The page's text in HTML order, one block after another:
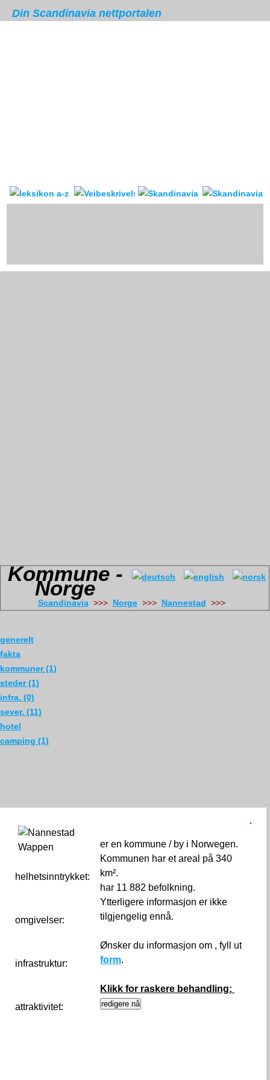
Din Scandinavia nettportalen
Skandinavia leksikonVeibeskrivelse forum &
Kommune -
Norge
Scandinavia>>> Norge>>> Nannestad
generelt
fakta
kommuner (1)
steder (1)
infra. (0)
sever. (11)
hotel
camping (1)
helhetsinntrykket:
omgivelser:
infrastruktur:
attraktivitet:
er en kommune / by i Norwegen.
Kommunen har et areal på 340
km².
har 11 882 befolkning.
Ytterligere informasjon er ikke
tilgjengelig ennå.
Ønsker du informasjon om , fyll ut
form.
Klikk for raskere behandling: